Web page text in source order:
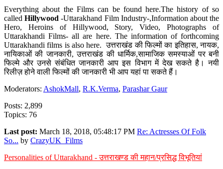
Everything about the Films can be found here.The history of so
calledHillywood-Uttarakhand Film Industry-,Information about the
Hero, Heroins of Hillywood, Story, Video, Photographs of
Uttarakhandi Films- all are here. The information of forthcoming
Uttarakhandi films is also here. उत्तराखंड की फिल्मों का इतिहास, नायक,
नायिकाओं की जानकारी, उत्तराखंड की धार्मिक,सामाजिक समस्याओं पर बनी
फिल्मे और उनसे संबंधित जानकारी आप इस विभाग में देख सकते है। नयी
रिलीज़ होने वाली फिल्मों की जानकारी भी आप यहां पा सकते हैं।
Moderators: AshokMall, R.K.Verma, Parashar Gaur
Posts: 2,899
Topics: 76
Last post: March 18, 2018, 05:48:17 PM Re: Actresses Of Folk
So... by CrazyUK_Films
Personalities of Uttarakhand - उत्तराखण्ड की महान/प्रसिद्ध विभूतियां